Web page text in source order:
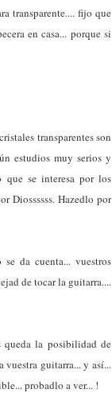
transparente.... fijo que
en casa... porque si
transparentes son
estudios muy serios y
que se interesa por los
Diossssss. Hazedlo por
da cuenta... vuestros
de tocar la guitarra....
queda la posibilidad de
vuestra guitarra... y así...
probadlo a ver... !